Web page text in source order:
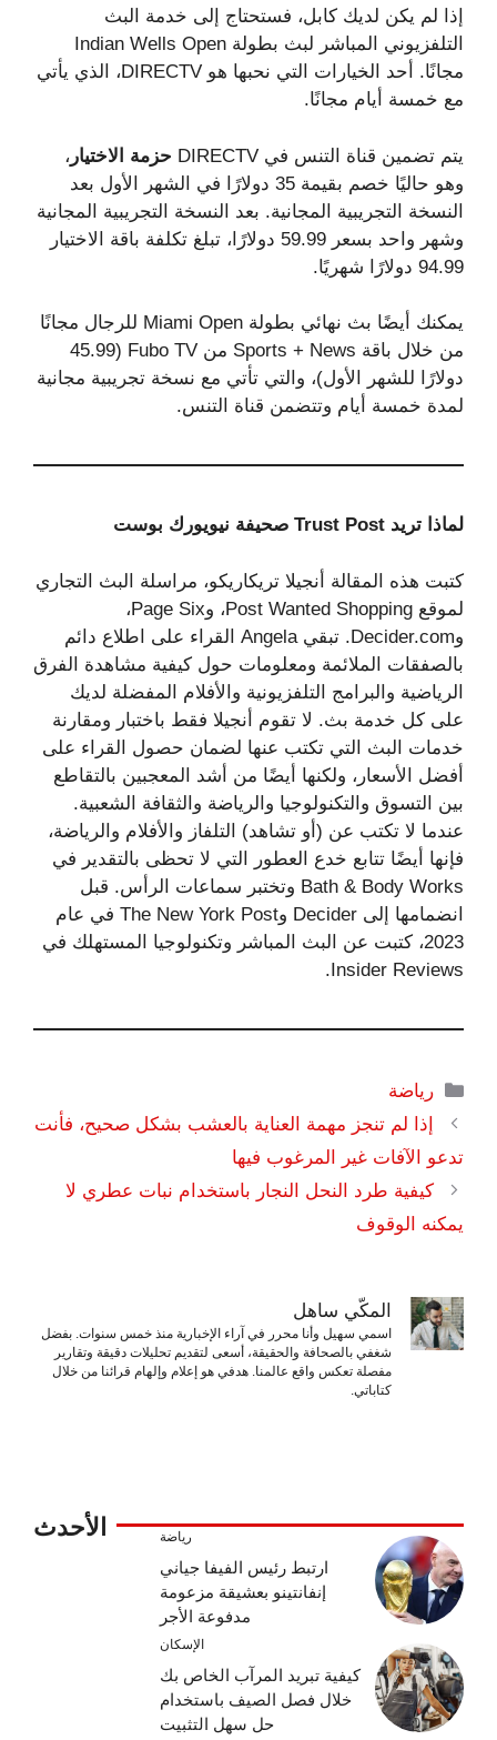
إذا لم يكن لديك كابل، فستحتاج إلى خدمة البث
التلفزيوني المباشر لبث بطولة Indian Wells Open
مجانًا. أحد الخيارات التي نحبها هو DIRECTV، الذي يأتي
مع خمسة أيام مجانًا.
يتم تضمين قناة التنس في DIRECTV حزمة الاختيار ،
وهو حاليًا خصم بقيمة 35 دولارًا في الشهر الأول بعد
النسخة التجريبية المجانية. بعد النسخة التجريبية المجانية
وشهر واحد بسعر 59.99 دولارًا، تبلغ تكلفة باقة الاختيار
94.99 دولارًا شهريًا.
يمكنك أيضًا بث نهائي بطولة Miami Open للرجال مجانًا
من خلال باقة Sports + News من Fubo TV (45.99
دولارًا للشهر الأول)، والتي تأتي مع نسخة تجريبية مجانية
لمدة خمسة أيام وتتضمن قناة التنس.
لماذا تريد Trust Post صحيفة نيويورك بوست
كتبت هذه المقالة أنجيلا تريكاريكو، مراسلة البث التجاري
لموقع Post Wanted Shopping، وPage Six،
وDecider.com. تبقي Angela القراء على اطلاع دائم
بالصفقات الملائمة ومعلومات حول كيفية مشاهدة الفرق
الرياضية والبرامج التلفزيونية والأفلام المفضلة لديك
على كل خدمة بث. لا تقوم أنجيلا فقط باختبار ومقارنة
خدمات البث التي تكتب عنها لضمان حصول القراء على
أفضل الأسعار، ولكنها أيضًا من أشد المعجبين بالتقاطع
بين التسوق والتكنولوجيا والرياضة والثقافة الشعبية.
عندما لا تكتب عن (أو تشاهد) التلفاز والأفلام والرياضة،
فإنها أيضًا تتابع خدع العطور التي لا تحظى بالتقدير في
Bath & Body Works وتختبر سماعات الرأس. قبل
انضمامها إلى Decider وThe New York Post في عام
2023، كتبت عن البث المباشر وتكنولوجيا المستهلك في
Insider Reviews.
التصنيفات
رياضة
إذا لم تنجز مهمة العناية بالعشب بشكل صحيح، فأنت
تدعو الآفات غير المرغوب فيها
كيفية طرد النحل النجار باستخدام نبات عطري لا
يمكنه الوقوف
المكّي ساهل
اسمي سهيل وأنا محرر في آراء الإخبارية منذ خمس سنوات. بفضل
شغفي بالصحافة والحقيقة، أسعى لتقديم تحليلات دقيقة وتقارير
مفصلة تعكس واقع عالمنا. هدفي هو إعلام وإلهام قرائنا من خلال
كتاباتي.
الأحدث رياضة
ارتبط رئيس الفيفا جياني
إنفانتينو بعشيقة مزعومة
مدفوعة الأجر
الإسكان
كيفية تبريد المرآب الخاص بك
خلال فصل الصيف باستخدام
حل سهل التثبيت